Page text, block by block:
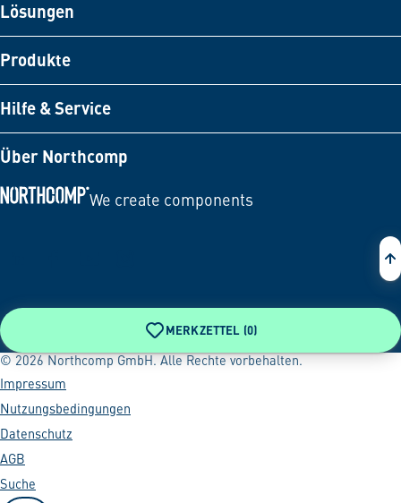
Lösungen
Produkte
Hilfe & Service
Über Northcomp
We create components
MERKZETTEL (0)
© 2026 Northcomp GmbH. Alle Rechte vorbehalten.
Impressum
Nutzungsbedingungen
Datenschutz
AGB
Suche